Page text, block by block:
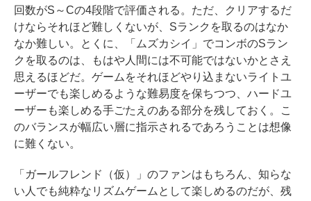
回数がS～Cの4段階で評価される。ただ、クリアするだ
けならそれほど難しくないが、Sランクを取るのはなか
なか難しい。とくに、「ムズカシイ」でコンボのSラン
クを取るのは、もはや人間には不可能ではないかとさえ
思えるほどだ。ゲームをそれほどやり込まないライトユ
ーザーでも楽しめるような難易度を保ちつつ、ハードユ
ーザーも楽しめる手ごたえのある部分を残しておく。こ
のバランスが幅広い層に指示されるであろうことは想像
に難くない。
「ガールフレンド（仮）」のファンはもちろん、知らな
い人でも純粋なリズムゲームとして楽しめるのだが、残